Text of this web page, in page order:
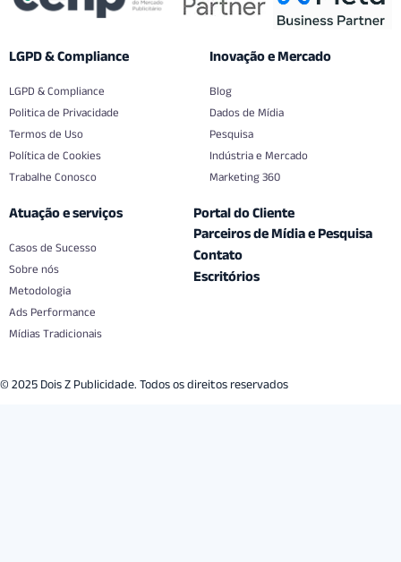
LGPD & Compliance
LGPD & Compliance
Politica de Privacidade
Termos de Uso
Política de Cookies
Trabalhe Conosco
Inovação e Mercado
Blog
Dados de Mídia
Pesquisa
Indústria e Mercado
Marketing 360
Atuação e serviços
Casos de Sucesso
Sobre nós
Metodologia
Ads Performance
Mídias Tradicionais
Portal do Cliente
Parceiros de Mídia e Pesquisa
Contato
Escritórios
© 2025 Dois Z Publicidade. Todos os direitos reservados